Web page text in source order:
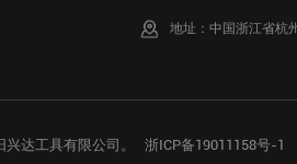
地址：中国浙江省杭
兴达工具有限公司。浙ICP备19011158号-1